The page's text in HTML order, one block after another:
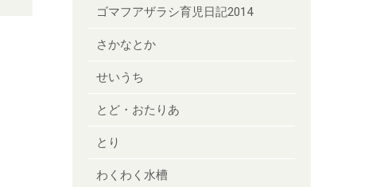
ゴマフアザラシ育児日記2014
さかなとか
せいうち
とど・おたりあ
とり
わくわく水槽